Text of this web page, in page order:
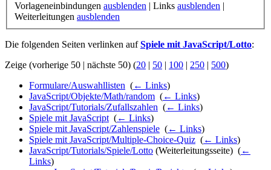
Vorlageneinbindungen ausblenden | Links ausblenden |
Weiterleitungen ausblenden
Die folgenden Seiten verlinken aufSpiele mit JavaScript/Lotto:
Zeige (vorherige 50 | nächste 50) (20 | 50 | 100 | 250 | 500)
Formulare/Auswahllisten (← Links)
JavaScript/Objekte/Math/random (← Links)
JavaScript/Tutorials/Zufallszahlen (← Links)
Spiele mit JavaScript (← Links)
Spiele mit JavaScript/Zahlenspiele (← Links)
Spiele mit JavaScript/Multiple-Choice-Quiz (← Links)
JavaScript/Tutorials/Spiele/Lotto (Weiterleitungsseite) ‎ (←
Links)